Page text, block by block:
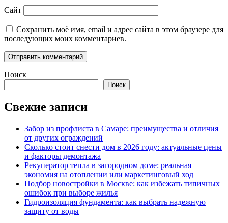
Сайт
Сохранить моё имя, email и адрес сайта в этом браузере для
последующих моих комментариев.
Поиск
Поиск
Свежие записи
Забор из профлиста в Самаре: преимущества и отличия
от других ограждений
Сколько стоит снести дом в 2026 году: актуальные цены
и факторы демонтажа
Рекуператор тепла в загородном доме: реальная
экономия на отоплении или маркетинговый ход
Подбор новостройки в Москве: как избежать типичных
ошибок при выборе жилья
Гидроизоляция фундамента: как выбрать надежную
защиту от воды